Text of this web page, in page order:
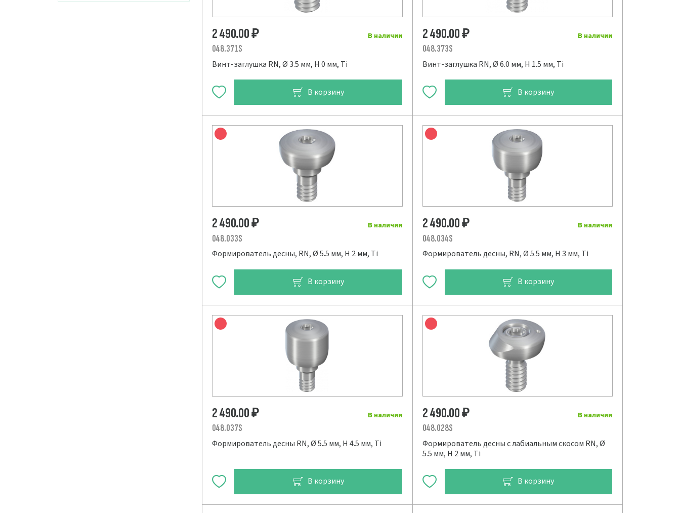
В наличии
2 490.00₽
048.371S
Винт-заглушка RN, Ø 3.5 мм, H 0 мм, Ti
В корзину
В наличии
2 490.00₽
048.373S
Винт-заглушка RN, Ø 6.0 мм, H 1.5 мм, Ti
В корзину
В наличии
2 490.00₽
048.033S
Формирователь десны, RN, Ø 5.5 мм, H 2 мм, Ti
В корзину
В наличии
2 490.00₽
048.034S
Формирователь десны, RN, Ø 5.5 мм, H 3 мм, Ti
В корзину
В наличии
2 490.00₽
048.037S
Формирователь десны RN, Ø 5.5 мм, H 4.5 мм, Ti
В корзину
В наличии
2 490.00₽
048.028S
Формирователь десны с лабиальным скосом RN, Ø
5.5 мм, H 2 мм, Ti
В корзину